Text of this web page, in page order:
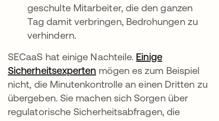
geschulte Mitarbeiter, die den ganzen
Tag damit verbringen, Bedrohungen zu
verhindern.
SECaaS hat einige Nachteile. Einige
Sicherheitsexperten wird in einer neuen
mögen es zum Beispiel
nicht, die Minutenkontrolle an einen Dritten zu
übergeben. Sie machen sich Sorgen über
regulatorische Sicherheitsabfragen, die